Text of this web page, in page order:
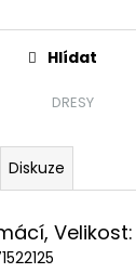
DRESY
Hlídat
Diskuze
Velikost: